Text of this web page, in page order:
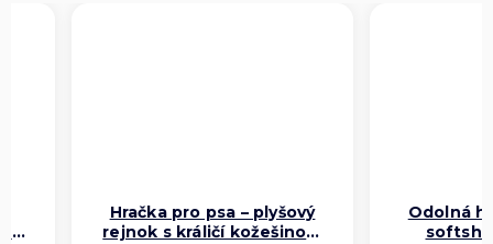
Hračka pro psa – plyšový
rejnok s králičí kožešinou,
Odolná